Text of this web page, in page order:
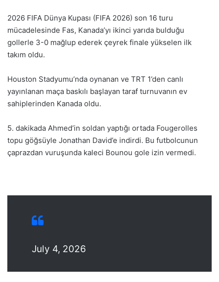
2026 FIFA Dünya Kupası (FIFA 2026) son 16 turu
mücadelesinde Fas, Kanada’yı ikinci yarıda bulduğu
gollerle 3-0 mağlup ederek çeyrek finale yükselen ilk
takım oldu.
Houston Stadyumu’nda oynanan ve TRT 1’den canlı
yayınlanan maça baskılı başlayan taraf turnuvanın ev
sahiplerinden Kanada oldu.
5. dakikada Ahmed’in soldan yaptığı ortada Fougerolles
topu göğsüyle Jonathan David’e indirdi. Bu futbolcunun
çaprazdan vuruşunda kaleci Bounou gole izin vermedi.
July 4, 2026